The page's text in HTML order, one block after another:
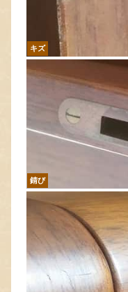
キズ
錆び